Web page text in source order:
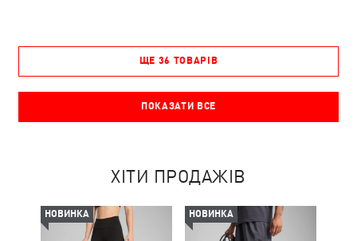
ЩЕ 36 ТОВАРІВ
ПОКАЗАТИ ВСЕ
ХІТИ ПРОДАЖІВ
НОВИНКА НОВИНКА